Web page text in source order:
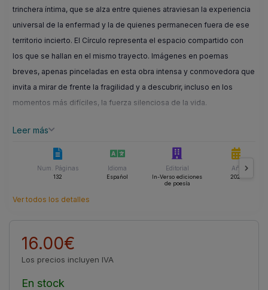
trinchera íntima, que se alza entre quienes atraviesan la experiencia
universal de la enfermad y la de quienes permanecen fuera de ese
territorio incierto. El Círculo representa el espacio compartido con
los que se hallan en el mismo trayecto. Imágenes en poemas
breves, apenas pinceladas en esta obra intensa y conmovedora que
invita a mirar de frente la fragilidad y a descubrir, incluso en los
momentos más difíciles, la fuerza silenciosa de la vida.
Leer más
Num. Páginas
132
Idioma
Español
Editorial
In-Verso ediciones
de poesía
Año
2026
Ver todos los detalles
16.00€
Los precios incluyen IVA
En stock